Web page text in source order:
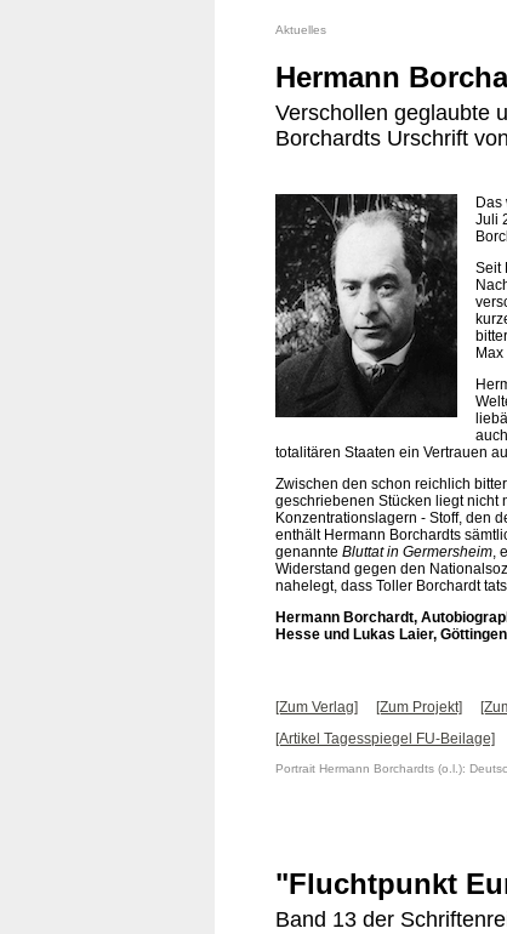
Aktuelles
Hermann
Verschollen geglaubte
Borchardts Urschrift
Juli
Seit
totalitären Staaten ein Vertrauen
Zwischen den schon reichlich
geschriebenen Stücken liegt nicht
Konzentrationslagern - Stoff, den
enthält Hermann Borchardts
genannte Bluttat in Germersheim,
Widerstand gegen den
nahelegt, dass Toller Borchardt
Hermann Borchardt,
Hesse und Lukas Laier,
[Zum Verlag] [Zum Projekt]
[Artikel Tagesspiegel FU-Beilage]
Portrait Hermann Borchardts (o.l.):
"Fluchtpunkt
Band 13 der